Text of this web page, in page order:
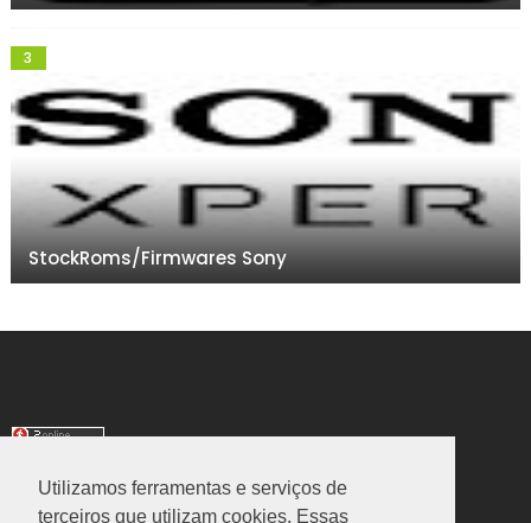
Utilizamos ferramentas e serviços de
terceiros que utilizam cookies. Essas
StockRoms/Firmwares Sony
TRANSLATE